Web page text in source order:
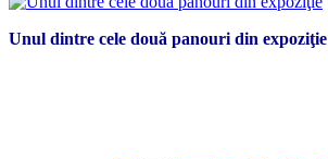
Unul dintre cele două panouri din expoziţie